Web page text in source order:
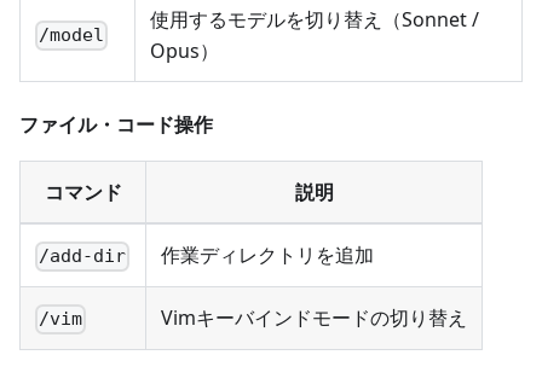
/model
使用するモデルを切り替え（Sonnet /
Opus）
ファイル・コード操作
コマンド 説明
/add-dir 作業ディレクトリを追加
/vim Vimキーバインドモードの切り替え